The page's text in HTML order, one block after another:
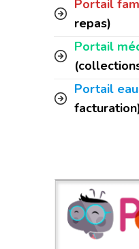
Portail
repas)
Portail
Portail eau